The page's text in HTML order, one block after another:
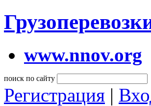
www.nnov.org
поиск по сайту
Регистрация |